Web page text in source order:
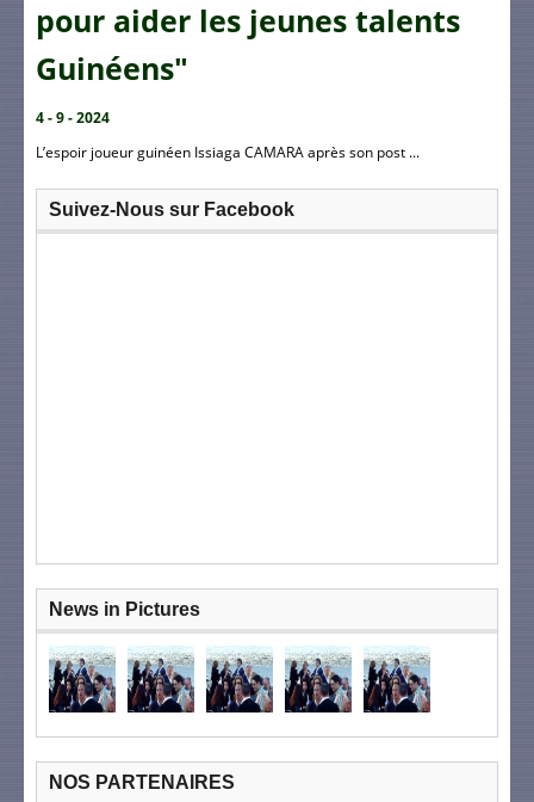
pour aider les jeunes talents
Guinéens"
4 - 9 - 2024
L’espoir joueur guinéen Issiaga CAMARA après son post ...
Suivez-Nous sur Facebook
News in Pictures
NOS PARTENAIRES